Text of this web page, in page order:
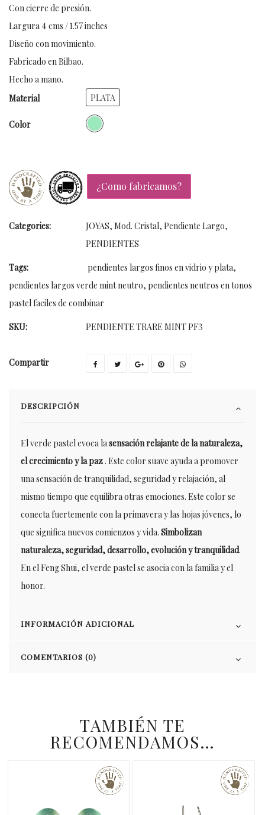
Con cierre de presión.
Largura 4 cms / 1.57 inches
Diseño con movimiento.
Fabricado en Bilbao.
Hecho a mano.
Material
PLATA
Color
¿Como fabricamos?
Categories: JOYAS, Mod. Cristal, Pendiente Largo,
PENDIENTES
Tags: pendientes largos finos en vidrio y plata,
pendientes largos verde mint neutro, pendientes neutros en tonos
pastel faciles de combinar
SKU: PENDIENTE TRARE MINT PF3
Compartir
DESCRIPCIÓN
El verde pastel evoca lasensación relajante de la naturaleza,
el crecimiento y la paz. Este color suave ayuda a promover
una sensación de tranquilidad, seguridad y relajación, al
mismo tiempo que equilibra otras emociones. Este color se
conecta fuertemente con la primavera y las hojas jóvenes, lo
que significa nuevos comienzos y vida. Simbolizan
naturaleza, seguridad, desarrollo, evolución y tranquilidad.
En el Feng Shui, el verde pastel se asocia con la familia y el
honor.
INFORMACIÓN ADICIONAL
COMENTARIOS (0)
TAMBIÉN TE
RECOMENDAMOS…